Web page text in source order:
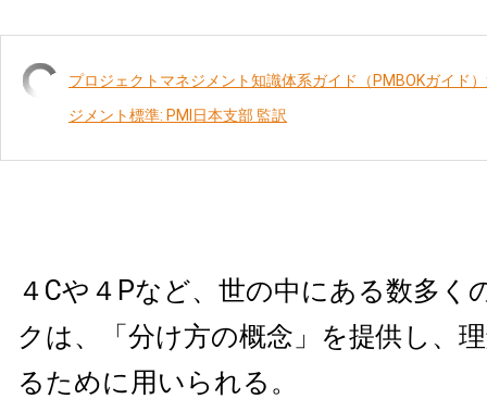
プロジェクトマネジメント知識体系ガイド（PMBOKガイド
ジメント標準: PMI日本支部 監訳
４Cや４Pなど、世の中にある数多く
クは、「分け方の概念」を提供し、
るために用いられる。